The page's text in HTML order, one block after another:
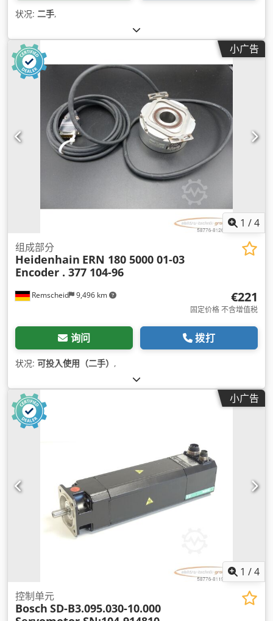
状况: 二手,
小广告
1 /4
Remscheid 9,496 km
组成部分
Heidenhain ERN 180 5000 01-03
Encoder . 377 104-96
€221
固定价格 不含增值税
询问 拨打
状况: 可投入使用（二手） ,
小广告
1 /4
控制单元
Bosch SD-B3.095.030-10.000